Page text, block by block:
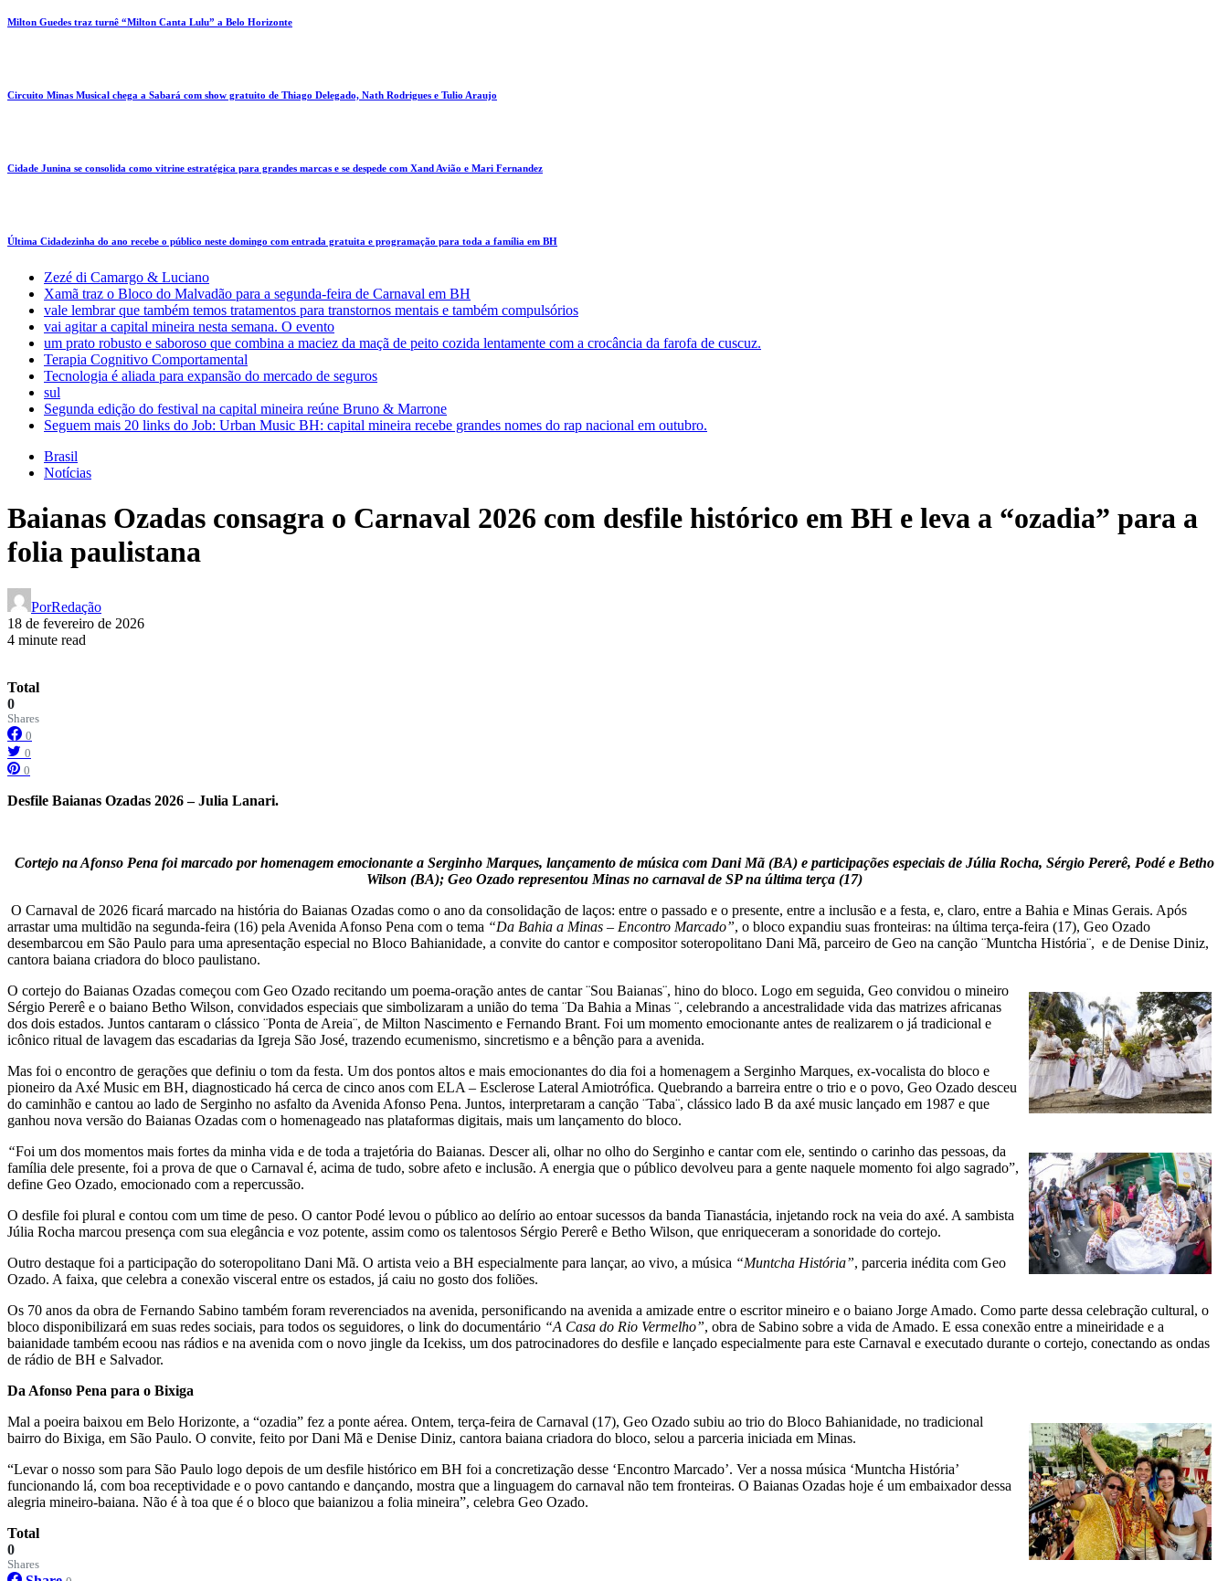
Milton Guedes traz turnê “Milton Canta Lulu” a Belo Horizonte
Circuito Minas Musical chega a Sabará com show gratuito de Thiago Delegado, Nath Rodrigues e Tulio Araujo
Cidade Junina se consolida como vitrine estratégica para grandes marcas e se despede com Xand Avião e Mari Fernandez
Última Cidadezinha do ano recebe o público neste domingo com entrada gratuita e programação para toda a família em BH
Zezé di Camargo & Luciano
Xamã traz o Bloco do Malvadão para a segunda-feira de Carnaval em BH
vale lembrar que também temos tratamentos para transtornos mentais e também compulsórios
vai agitar a capital mineira nesta semana. O evento
um prato robusto e saboroso que combina a maciez da maçã de peito cozida lentamente com a crocância da farofa de cuscuz.
Terapia Cognitivo Comportamental
Tecnologia é aliada para expansão do mercado de seguros
sul
Segunda edição do festival na capital mineira reúne Bruno & Marrone
Seguem mais 20 links do Job: Urban Music BH: capital mineira recebe grandes nomes do rap nacional em outubro.
Brasil
Notícias
Baianas Ozadas consagra o Carnaval 2026 com desfile histórico em BH e leva a “ozadia” para a
folia paulistana
PorRedação
18 de fevereiro de 2026
4 minute read
Total
0
Shares
0
0
0
Desfile Baianas Ozadas 2026 – Julia Lanari.
Cortejo na Afonso Pena foi marcado por homenagem emocionante a Serginho Marques, lançamento de música com Dani Mã (BA) e participações especiais de Júlia Rocha, Sérgio Pererê, Podé e Betho
Wilson (BA); Geo Ozado representou Minas no carnaval de SP na última terça (17)
O Carnaval de 2026 ficará marcado na história do Baianas Ozadas como o ano da consolidação de laços: entre o passado e o presente, entre a inclusão e a festa, e, claro, entre a Bahia e Minas Gerais. Após
arrastar uma multidão na segunda-feira (16) pela Avenida Afonso Pena com o tema “Da Bahia a Minas – Encontro Marcado”, o bloco expandiu suas fronteiras: na última terça-feira (17), Geo Ozado
desembarcou em São Paulo para uma apresentação especial no Bloco Bahianidade, a convite do cantor e compositor soteropolitano Dani Mã, parceiro de Geo na canção ¨Muntcha História¨, e de Denise Diniz,
cantora baiana criadora do bloco paulistano.
O cortejo do Baianas Ozadas começou com Geo Ozado recitando um poema-oração antes de cantar ¨Sou Baianas¨, hino do bloco. Logo em seguida, Geo convidou o mineiro
Sérgio Pererê e o baiano Betho Wilson, convidados especiais que simbolizaram a união do tema ¨Da Bahia a Minas ¨, celebrando a ancestralidade vida das matrizes africanas
dos dois estados. Juntos cantaram o clássico ¨Ponta de Areia¨, de Milton Nascimento e Fernando Brant. Foi um momento emocionante antes de realizarem o já tradicional e
icônico ritual de lavagem das escadarias da Igreja São José, trazendo ecumenismo, sincretismo e a bênção para a avenida.
Mas foi o encontro de gerações que definiu o tom da festa. Um dos pontos altos e mais emocionantes do dia foi a homenagem a Serginho Marques, ex-vocalista do bloco e
pioneiro da Axé Music em BH, diagnosticado há cerca de cinco anos com ELA – Esclerose Lateral Amiotrófica. Quebrando a barreira entre o trio e o povo, Geo Ozado desceu
do caminhão e cantou ao lado de Serginho no asfalto da Avenida Afonso Pena. Juntos, interpretaram a canção ¨Taba¨, clássico lado B da axé music lançado em 1987 e que
ganhou nova versão do Baianas Ozadas com o homenageado nas plataformas digitais, mais um lançamento do bloco.
“Foi um dos momentos mais fortes da minha vida e de toda a trajetória do Baianas. Descer ali, olhar no olho do Serginho e cantar com ele, sentindo o carinho das pessoas, da
família dele presente, foi a prova de que o Carnaval é, acima de tudo, sobre afeto e inclusão. A energia que o público devolveu para a gente naquele momento foi algo sagrado”,
define Geo Ozado, emocionado com a repercussão.
O desfile foi plural e contou com um time de peso. O cantor Podé levou o público ao delírio ao entoar sucessos da banda Tianastácia, injetando rock na veia do axé. A sambista
Júlia Rocha marcou presença com sua elegância e voz potente, assim como os talentosos Sérgio Pererê e Betho Wilson, que enriqueceram a sonoridade do cortejo.
Outro destaque foi a participação do soteropolitano Dani Mã. O artista veio a BH especialmente para lançar, ao vivo, a música “Muntcha História”, parceria inédita com Geo
Ozado. A faixa, que celebra a conexão visceral entre os estados, já caiu no gosto dos foliões.
Os 70 anos da obra de Fernando Sabino também foram reverenciados na avenida, personificando na avenida a amizade entre o escritor mineiro e o baiano Jorge Amado. Como parte dessa celebração cultural, o
bloco disponibilizará em suas redes sociais, para todos os seguidores, o link do documentário “A Casa do Rio Vermelho”, obra de Sabino sobre a vida de Amado. E essa conexão entre a mineiridade e a
baianidade também ecoou nas rádios e na avenida com o novo jingle da Icekiss, um dos patrocinadores do desfile e lançado especialmente para este Carnaval e executado durante o cortejo, conectando as ondas
de rádio de BH e Salvador.
Da Afonso Pena para o Bixiga
Mal a poeira baixou em Belo Horizonte, a “ozadia” fez a ponte aérea. Ontem, terça-feira de Carnaval (17), Geo Ozado subiu ao trio do Bloco Bahianidade, no tradicional
bairro do Bixiga, em São Paulo. O convite, feito por Dani Mã e Denise Diniz, cantora baiana criadora do bloco, selou a parceria iniciada em Minas.
“Levar o nosso som para São Paulo logo depois de um desfile histórico em BH foi a concretização desse ‘Encontro Marcado’. Ver a nossa música ‘Muntcha História’
funcionando lá, com boa receptividade e o povo cantando e dançando, mostra que a linguagem do carnaval não tem fronteiras. O Baianas Ozadas hoje é um embaixador dessa
alegria mineiro-baiana. Não é à toa que é o bloco que baianizou a folia mineira”, celebra Geo Ozado.
Total
0
Shares